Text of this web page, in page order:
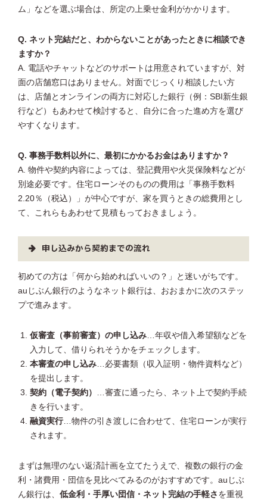
ム」などを選ぶ場合は、所定の上乗せ金利がかかります。
Q. ネット完結だと、わからないことがあったときに相談でき
ますか？
A. 電話やチャットなどのサポートは用意されていますが、対
面の店舗窓口はありません。対面でじっくり相談したい方
は、店舗とオンラインの両方に対応した銀行（例：SBI新生銀
行など）もあわせて検討すると、自分に合った進め方を選び
やすくなります。
Q. 事務手数料以外に、最初にかかるお金はありますか？
A. 物件や契約内容によっては、登記費用や火災保険料などが
別途必要です。住宅ローンそのものの費用は「事務手数料
2.20％（税込）」が中心ですが、家を買うときの総費用とし
て、これらもあわせて見積もっておきましょう。
申し込みから契約までの流れ
初めての方は「何から始めればいいの？」と迷いがちです。
auじぶん銀行のようなネット銀行は、おおまかに次のステッ
プで進みます。
仮審査（事前審査）の申し込み …年収や借入希望額などを
入力して、借りられそうかをチェックします。
本審査の申し込み …必要書類（収入証明・物件資料など）
を提出します。
契約（電子契約）
…審査に通ったら、ネット上で契約手続
きを行います。
融資実行…物件の引き渡しに合わせて、住宅ローンが実行
されます。
まずは無理のない返済計画を立てたうえで、複数の銀行の金
利・諸費用・団信を見比べてみるのがおすすめです。auじぶ
ん銀行は、 低金利・手厚い団信・ネット完結の手軽さ を重視